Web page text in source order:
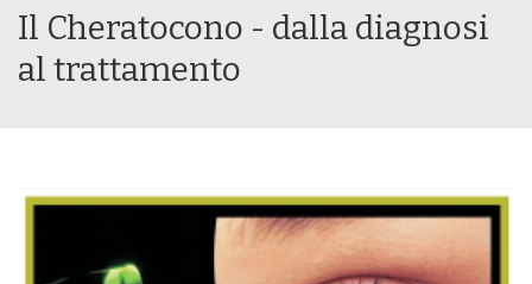
Il Cheratocono - dalla diagnosi
al trattamento